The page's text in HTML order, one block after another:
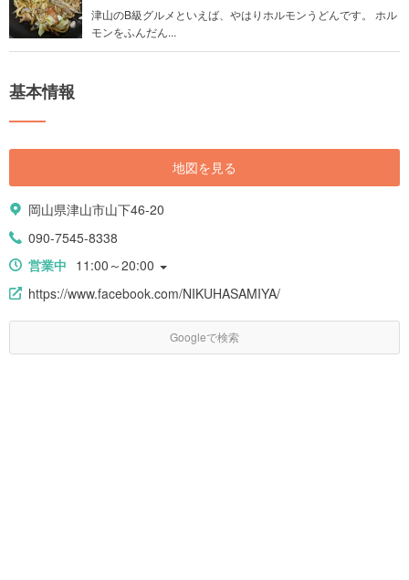
津山のB級グルメといえば、やはりホルモンうどんです。 ホル
モンをふんだん...
基本情報
地図を見る
岡山県津山市山下46-20
090-7545-8338
営業中 11:00～20:00
https://www.facebook.com/NIKUHASAMIYA/
Googleで検索